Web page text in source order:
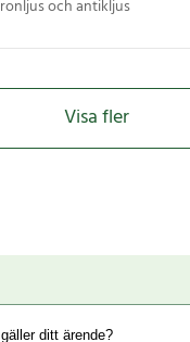
och antikljus
Visa fler